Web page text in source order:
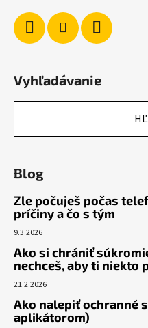
Vyhľadávanie
Blog
Zle počuješ počas
príčiny a čo s tým
9.3.2026
Ako si chrániť
nechceš, aby ti niekto
21.2.2026
Ako nalepiť ochranné
aplikátorom)